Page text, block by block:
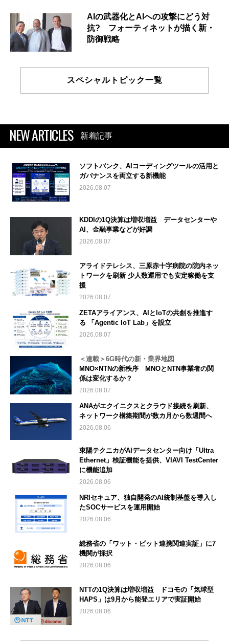
AIの武器化とAIへの攻撃にどう対
抗? フォーティネットが描く新・
防御戦略
スペシャルトピック一覧
NEW ARTICLES 新着記事
ソフトバンク、AIコーディングツールの活用と
ガバナンスを両立する新機能
2026.08.07
KDDIの1Q決算は増収増益 データセンターや
AI、金融事業などが好調
2026.08.07
アライドテレシス、三原赤十字病院の院内ネッ
トワークを刷新 少人数運用でも安定稼働を支
援
2026.08.07
ZETAアライアンス、AIとIoTの共創を推進す
る 「Agentic IoT Lab」を設立
2026.08.07
＜連載＞6G時代の新・業界地図
MNO×NTNの新秩序 MNOとNTN事業者の関
係は変化するか？
2026.08.07
ANAがエクイニクスとクラウド接続を刷新、
ネットワーク構築期間が数カ月から数週間へ
2026.08.06
東陽テクニカがAIデータセンター向け「Ultra
Ethernet」検証機能を提供、VIAVI TestCenter
に機能追加
2026.08.06
NRIセキュア、独自開発のAI統制基盤を導入し
たSOCサービスを運用開始
2026.08.06
総務省の「ワット・ビット連携関連実証」に7
機関が採択
2026.08.06
NTTの1Q決算は増収増益 ドコモの「気球型
HAPS」は9月から能登エリアで実証開始
2026.08.06